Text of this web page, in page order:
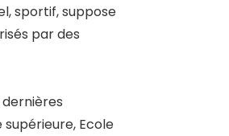
sportif, suppose
par des
Ecole